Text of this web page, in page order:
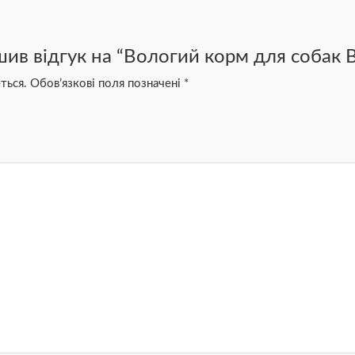
відгук на “Вологий корм для
Обов’язкові поля позначені *